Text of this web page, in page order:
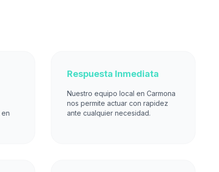
Respuesta Inmediata
Nuestro equipo local en Carmona
nos permite actuar con rapidez
ante cualquier necesidad.